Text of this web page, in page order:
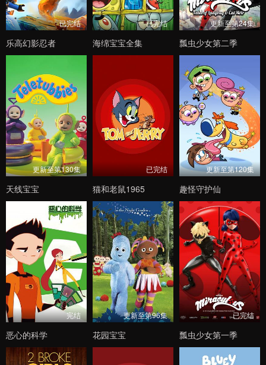
已完结
乐高幻影忍者
已完结
海绵宝宝全集
更新至第24集
瓢虫少女第二季
更新至第130集
天线宝宝
已完结
猫和老鼠1965
更新至第120集
趣怪守护仙
完结
恶心的科学
更新至第96集
花园宝宝
已完结
瓢虫少女第一季